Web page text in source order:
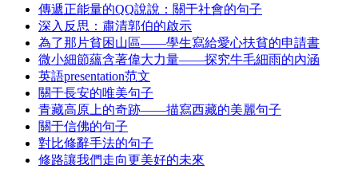
傳遞正能量的QQ說說：關于社會的句子
深入反思：肅清郭伯的啟示
為了那片貧困山區——學生寫給愛心扶貧的申請書
微小細節蘊含著偉大力量——探究牛毛細雨的內涵
英語presentation范文
關于長安的唯美句子
青藏高原上的奇跡——描寫西藏的美麗句子
關于信佛的句子
對比修辭手法的句子
修路讓我們走向更美好的未來